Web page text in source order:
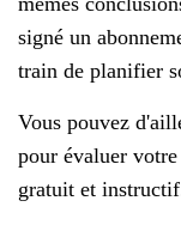
signé un
train de planifier
Vous pouvez
pour évaluer
gratuit et